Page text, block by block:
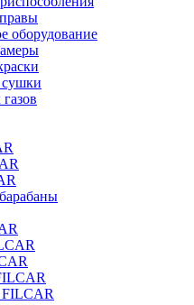
оборудование